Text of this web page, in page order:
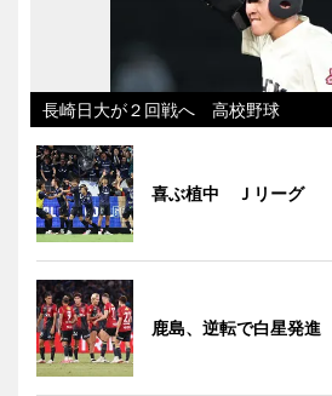
長崎日大が２回戦へ 高校野球
喜ぶ植中 Ｊリーグ
鹿島、逆転で白星発